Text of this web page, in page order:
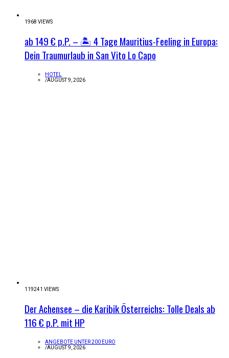
1968 VIEWS
ab 149 € p.P. – 🏝️ 4 Tage Mauritius-Feeling in Europa:
Dein Traumurlaub in San Vito Lo Capo
HOTEL
/AUGUST 9, 2026
119241 VIEWS
Der Achensee – die Karibik Österreichs: Tolle Deals ab
116 € p.P. mit HP
ANGEBOTE UNTER 200 EURO
/AUGUST 9, 2026